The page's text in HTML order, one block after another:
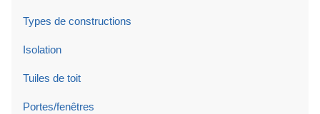
Types de constructions
Isolation
Tuiles de toit
Portes/fenêtres